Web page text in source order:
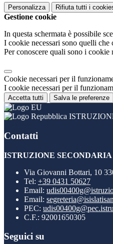
Personalizza Rifiuta tutti i
Gestione cookie
In questa schermata è possibile
I cookie necessari sono quelli
Per conoscere quali sono i cookie
Cookie necessari per il
I cookie necessari per il
Accetta tutti Salva le preferenze
Contatti
ISTRUZIONE
Via Giovanni Bottari, 10
Tel: +39 0431 50627
Email:
Email:
PEC:
C.F.: 92001650305
Seguici su